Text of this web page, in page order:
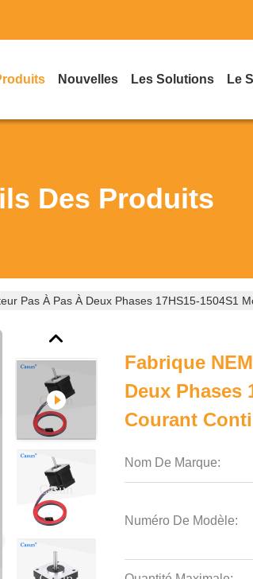
Nouvelles Les Solutions Le
Des Produits
Pas À Pas À Deux Phases 17HS15-1504S1
Fabrique
Deux Phases
Courant
Nom De Marque:
Numéro De Modèle: